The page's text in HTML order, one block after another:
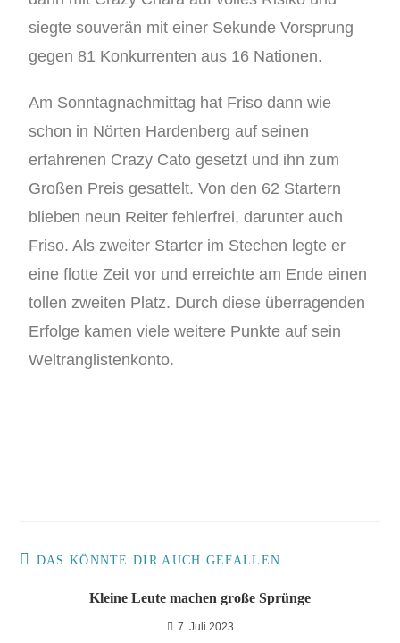
siegte souverän mit einer Sekunde Vorsprung
gegen 81 Konkurrenten aus 16 Nationen.
Am Sonntagnachmittag hat Friso dann wie
schon in Nörten Hardenberg auf seinen
erfahrenen Crazy Cato gesetzt und ihn zum
Großen Preis gesattelt. Von den 62 Startern
blieben neun Reiter fehlerfrei, darunter auch
Friso. Als zweiter Starter im Stechen legte er
eine flotte Zeit vor und erreichte am Ende einen
tollen zweiten Platz. Durch diese überragenden
Erfolge kamen viele weitere Punkte auf sein
Weltranglistenkonto.
DAS KÖNNTE DIR AUCH GEFALLEN
Kleine Leute machen große Sprünge
7. Juli 2023